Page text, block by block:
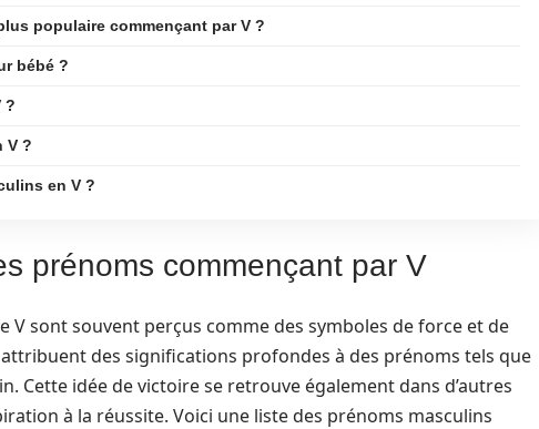
populaire commençant par V ?
bébé ?
?
V ?
en V ?
prénoms commençant par V
V sont souvent perçus comme des symboles de force et de
des significations profondes à des prénoms tels que
Cette idée de victoire se retrouve également dans d’autres
à la réussite. Voici une liste des prénoms masculins